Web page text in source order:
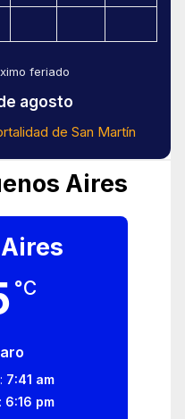
feriado
agosto
de San Martín
Aires
°C
7:41 am
6:16 pm